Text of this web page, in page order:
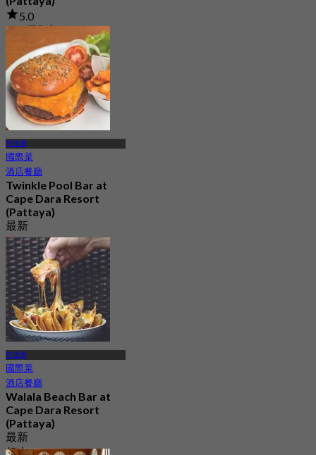
5.0
156 已預訂
฿ 396.66
芭達雅
國際菜
酒店餐廳
Twinkle Pool Bar at
Cape Dara Resort
(Pattaya)
最新
4.5
起฿ 595
芭達雅
國際菜
酒店餐廳
Walala Beach Bar at
Cape Dara Resort
(Pattaya)
最新
起฿ 595